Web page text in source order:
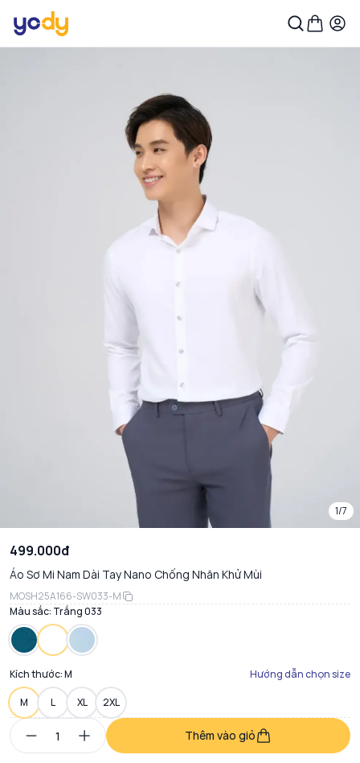
1/7
499.000đ
Áo Sơ Mi Nam Dài Tay Nano Chống Nhăn Khử Mùi
MOSH25A166-SW033-M
Màu sắc: Trắng 033
Kích thước:M Hướng dẫn chọn size
M L XL 2XL
Thêm vào giỏ